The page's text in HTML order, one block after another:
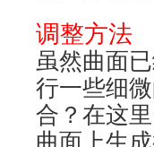
调整方法
虽然曲面
行一些细
合？在这
曲面上生